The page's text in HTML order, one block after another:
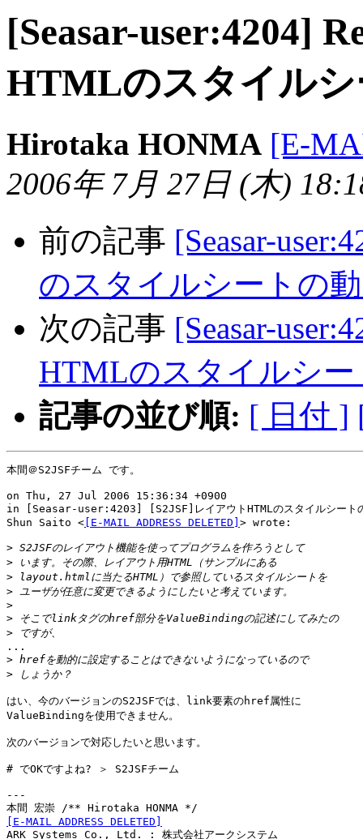
[Seasar-user:4204]
HTMLのスタイル
Hirotaka HONMA [E-
2006年 7月 27日 (木)
前の記事 [Seasar-
のスタイルシートの
次の記事 [Seasar-
HTMLのスタイルシ
記事の並び順: [ 日付 ]
本間＠S2JSFチーム です。
on Thu, 27 Jul 2006 15:36:34 +0900
in [Seasar-user:4203] [S2JSF]レイアウトHTMLのスタイルシートの
Shun Saito < [E-MAIL ADDRESS DELETED] > wrote:
>
>
>
>
>
>
>
...
>
>
はい、今のバージョンのS2JSFでは、link要素のhref属性に
ValueBindingを使用できません。
次のバージョンで対応したいと思います。
# でOKですよね? ＞ S2JSFチーム
---
[E-MAIL ADDRESS DELETED]